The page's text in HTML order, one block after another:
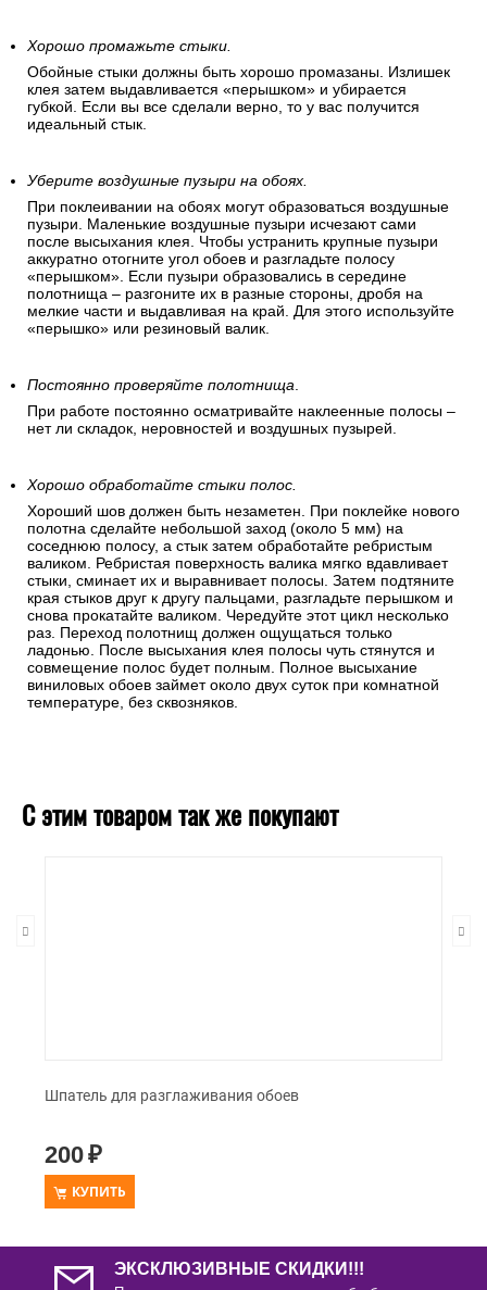
Хорошо промажьте стыки.
Обойные стыки должны быть хорошо промазаны. Излишек
клея затем выдавливается «перышком» и убирается
губкой. Если вы все сделали верно, то у вас получится
идеальный стык.
Уберите воздушные пузыри на обоях.
При поклеивании на обоях могут образоваться воздушные
пузыри. Маленькие воздушные пузыри исчезают сами
после высыхания клея. Чтобы устранить крупные пузыри
аккуратно отогните угол обоев и разгладьте полосу
«перышком». Если пузыри образовались в середине
полотнища – разгоните их в разные стороны, дробя на
мелкие части и выдавливая на край. Для этого используйте
«перышко» или резиновый валик.
Постоянно проверяйте полотнища.
При работе постоянно осматривайте наклеенные полосы –
нет ли складок, неровностей и воздушных пузырей.
Хорошо обработайте стыки полос.
Хороший шов должен быть незаметен. При поклейке нового
полотна сделайте небольшой заход (около 5 мм) на
соседнюю полосу, а стык затем обработайте ребристым
валиком. Ребристая поверхность валика мягко вдавливает
стыки, сминает их и выравнивает полосы. Затем подтяните
края стыков друг к другу пальцами, разгладьте перышком и
снова прокатайте валиком. Чередуйте этот цикл несколько
раз. Переход полотнищ должен ощущаться только
ладонью. После высыхания клея полосы чуть стянутся и
совмещение полос будет полным. Полное высыхание
виниловых обоев займет около двух суток при комнатной
температуре, без сквозняков.
С этим товаром так же покупают
Шпатель для разглаживания обоев
200₽
КУПИТЬ
ЭКСКЛЮЗИВНЫЕ СКИДКИ!!!